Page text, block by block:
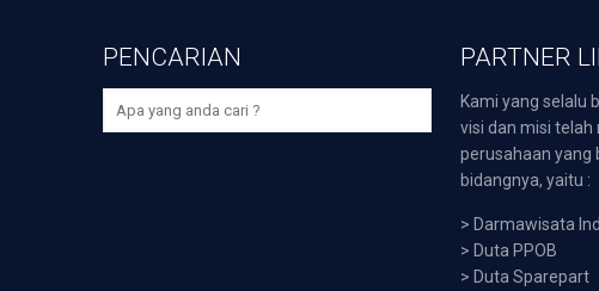
PENCARIAN PARTNER
Kami yang selalu
visi dan misi
perusahaan yang
bidangnya, yaitu :
> Darmawisata
> Duta PPOB
> Duta Sparepart